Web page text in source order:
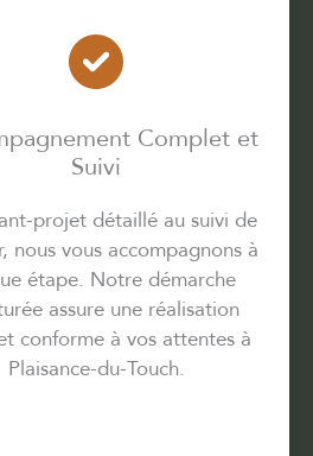
Complet et
Suivi
projet détaillé au suivi de
nous vous accompagnons à
étape. Notre démarche
assure une réalisation
conforme à vos attentes à
Plaisance-du-Touch.